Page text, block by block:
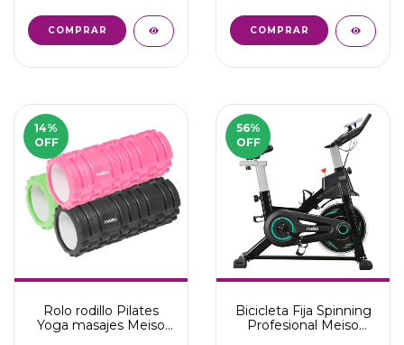
COMPRAR
14%
OFF
Rolo rodillo Pilates
Yoga masajes Meiso
56%
OFF
Bicicleta Fija Spinning
Profesional Meiso